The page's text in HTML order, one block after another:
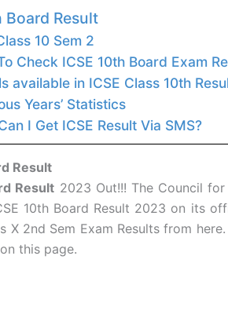
Board Result
10 Sem 2
Check ICSE 10th Board Exam
available in ICSE Class 10th
Years’ Statistics
I Get ICSE Result Via SMS?
Result
Result 2023 Out!!! The Council
10th Board Result 2023 on its
X 2nd Sem Exam Results from
this page.